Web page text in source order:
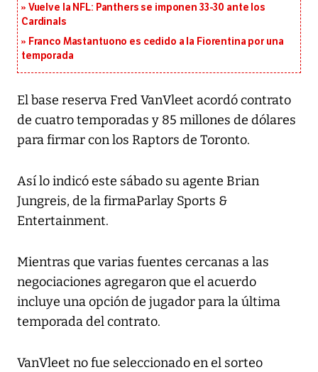
Vuelve la NFL: Panthers se imponen 33-30 ante los
Cardinals
Franco Mastantuono es cedido a la Fiorentina por una
temporada
El base reserva Fred VanVleet acordó contrato
de cuatro temporadas y 85 millones de dólares
para firmar con los Raptors de Toronto.
Así lo indicó este sábado su agente Brian
Jungreis, de la firmaParlay Sports &
Entertainment.
Mientras que varias fuentes cercanas a las
negociaciones agregaron que el acuerdo
incluye una opción de jugador para la última
temporada del contrato.
VanVleet no fue seleccionado en el sorteo